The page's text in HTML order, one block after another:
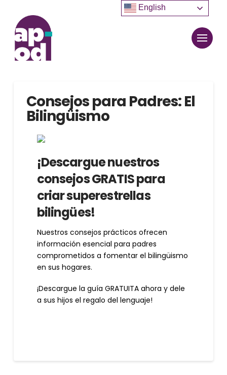
Consejos para Padres: El
Bilingüismo
¡Descargue nuestros
consejos GRATIS para
criar superestrellas
bilingües!
Nuestros consejos prácticos ofrecen
información esencial para padres
comprometidos a fomentar el bilingüismo
en sus hogares.
¡Descargue la guía GRATUITA ahora y dele
a sus hijos el regalo del lenguaje!
English